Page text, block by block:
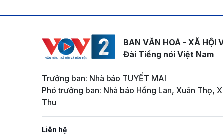
BAN VĂN HOÁ - XÃ HỘI
Đài Tiếng nói Việt Nam
Trưởng ban: Nhà báo TUYẾT MAI
Phó trưởng ban: Nhà báo Hồng Lan, Xuân Thọ,
Thu
Liên hệ